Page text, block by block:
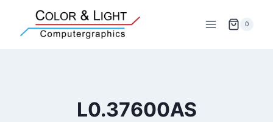
springen
0
L0.37600AS